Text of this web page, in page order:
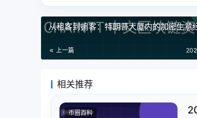
从租客到掮客：特朗普大厦内的加密生意
上一篇
相关推荐
币圈百科